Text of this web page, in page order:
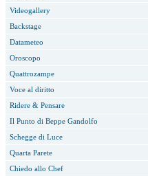
Videogallery
Backstage
Datameteo
Oroscopo
Quattrozampe
Voce al diritto
Ridere & Pensare
Il Punto di Beppe Gandolfo
Schegge di Luce
Quarta Parete
Chiedo allo Chef